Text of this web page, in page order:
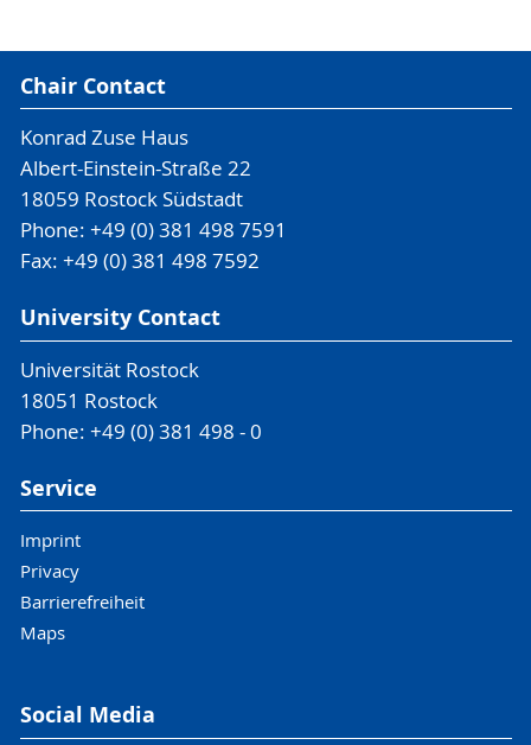
Chair Contact
Konrad Zuse Haus
Albert-Einstein-Straße 22
18059 Rostock Südstadt
Phone: +49 (0) 381 498 7591
Fax: +49 (0) 381 498 7592
University Contact
Universität Rostock
18051 Rostock
Phone: +49 (0) 381 498 - 0
Service
Imprint
Privacy
Barrierefreiheit
Maps
Social Media